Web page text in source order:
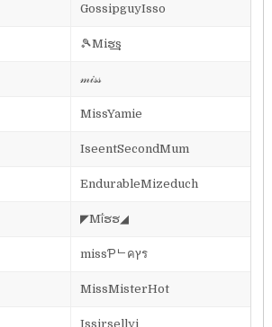
GossipguyIsso
🎾Miຮ͢͢͢s
𝓂𝒾𝓈𝓈
MissYamie
IseentSecondMum
EndurableMizeduch
◤Mΐຮຮ◢
missƤᄂคץร
MissMisterHot
Issirsellyi